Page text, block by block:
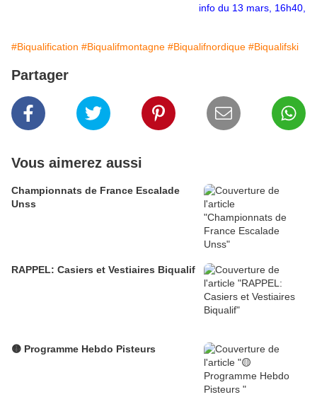
info du 13 mars, 16h40,
#Biqualification #Biqualifmontagne #Biqualifnordique #Biqualifski
Partager
Vous aimerez aussi
Championnats de France Escalade
Unss
RAPPEL: Casiers et Vestiaires Biqualif
🟡 Programme Hebdo Pisteurs